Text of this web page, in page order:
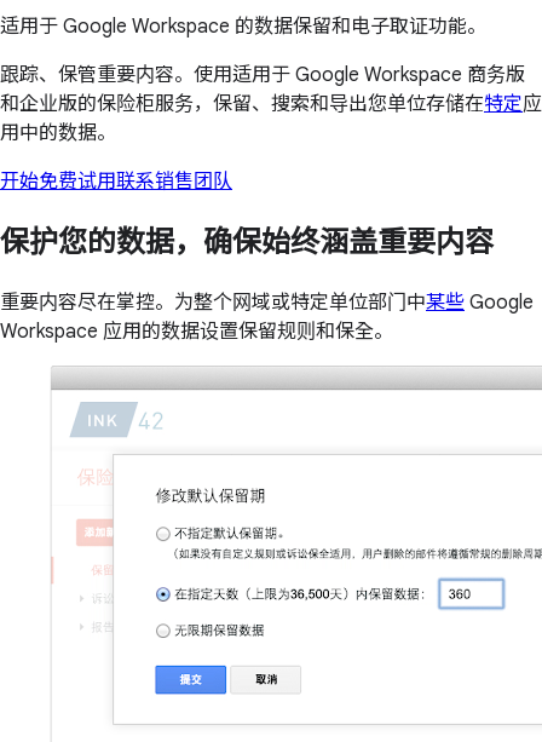
适用于 Google Workspace 的数据保留和电子取证功能。
跟踪、保管重要内容。使用适用于 Google Workspace 商务版
和企业版的保险柜服务，保留、搜索和导出您单位存储在特定应
用中的数据。
开始免费试用联系销售团队
保护您的数据，确保始终涵盖重要内容
重要内容尽在掌控。为整个网域或特定单位部门中某些 Google
Workspace 应用的数据设置保留规则和保全。